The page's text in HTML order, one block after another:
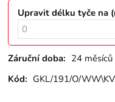
Upravit délku tyče na
Záruční doba: 24 měsíců
Kód: GKL/191/O/